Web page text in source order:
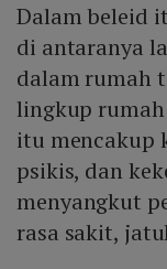
Dalam beleid
di antaranya
dalam rumah
lingkup
itu mencakup
psikis, dan
menyangkut
rasa sakit,